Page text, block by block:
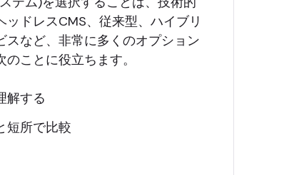
ドレスCMS、従来型、ハイブリ
スなど、非常に多くのオプション
ことに役立ちます。
解する
短所で比較